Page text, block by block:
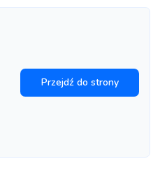
Przejdź do strony